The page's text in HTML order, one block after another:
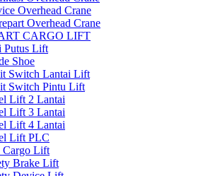
Overhead Crane
Overhead Crane
CARGO LIFT
Putus Lift
Shoe
Switch Lantai Lift
Switch Pintu Lift
Lift 2 Lantai
Lift 3 Lantai
Lift 4 Lantai
Lift PLC
Cargo Lift
Brake Lift